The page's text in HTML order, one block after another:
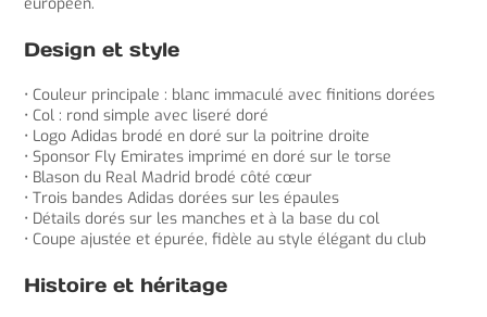
Design et style
• Couleur principale : blanc immaculé avec finitions dorées
• Col : rond simple avec liseré doré
• Logo Adidas brodé en doré sur la poitrine droite
• Sponsor Fly Emirates imprimé en doré sur le torse
• Blason du Real Madrid brodé côté cœur
• Trois bandes Adidas dorées sur les épaules
• Détails dorés sur les manches et à la base du col
• Coupe ajustée et épurée, fidèle au style élégant du club
Histoire et héritage